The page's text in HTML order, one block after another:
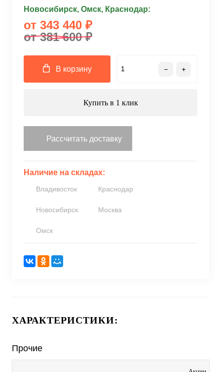
Новосибирск, Омск, Краснодар:
от 343 440 ₽
от 381 600 ₽
В корзину
Купить в 1 клик
Рассчитать доставку
Наличие на складах:
Владивосток Краснодар
Новосибирск Москва
Омск
ХАРАКТЕРИСТИКИ:
Прочие